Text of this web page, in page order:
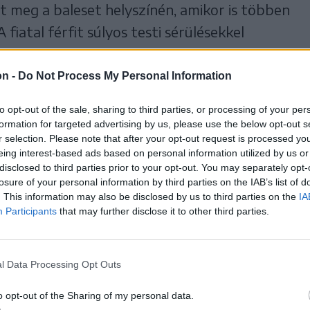
- Do Not Process My Personal Information
opt-out of the sale, sharing to third parties, or processing of your
for targeted advertising by us, please use the below opt-out
selection. Please note that after your opt-out request is processed
interest-based ads based on personal information utilized by us
to third parties prior to your opt-out. You may separately
of your personal information by third parties on the IAB’s list of
This information may also be disclosed by us to third parties on the
Participants that may further disclose it to other third parties.
Data Processing Opt Outs
opt-out of the Sharing of my personal data.
meg a baleset helyszínén, amikor is többen
fiatal férfit súlyos testi sérülésekkel
A 28 éves szovátai fiú több késszúrást is
szerint a tüdejét is átszúrták.
körülményeit jelenleg is vizsgálják, ezen
gyanúja miatt is nyomozás indult. A
háromszéki településnek abban a
cigány közösség él.
dráma rázta meg a helyi közösséget.
a menetirányával ellenkező sávra,
kapuban levőket. Az ütközés nyomán a
felnőtt és egy ötéves roma kisfiú. A